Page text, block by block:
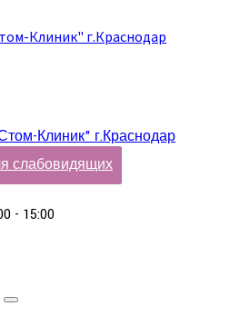
слабовидящих
- 15:00